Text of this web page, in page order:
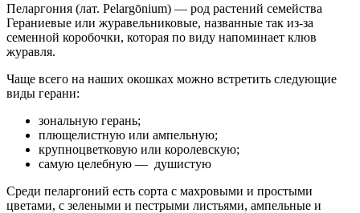
Пеларгония (лат. Pelargōnium) — род растений семейства
Гераниевые или журавельниковые, названные так из-за
семенной коробочки, которая по виду напоминает клюв
журавля.
Чаще всего на наших окошках можно встретить следующие
виды герани:
зональную герань;
плющелистную или ампельную;
крупноцветковую или королевскую;
самую целебную — душистую
Среди пеларгоний есть сорта с махровыми и простыми
цветами, с зелеными и пестрыми листьями, ампельные и